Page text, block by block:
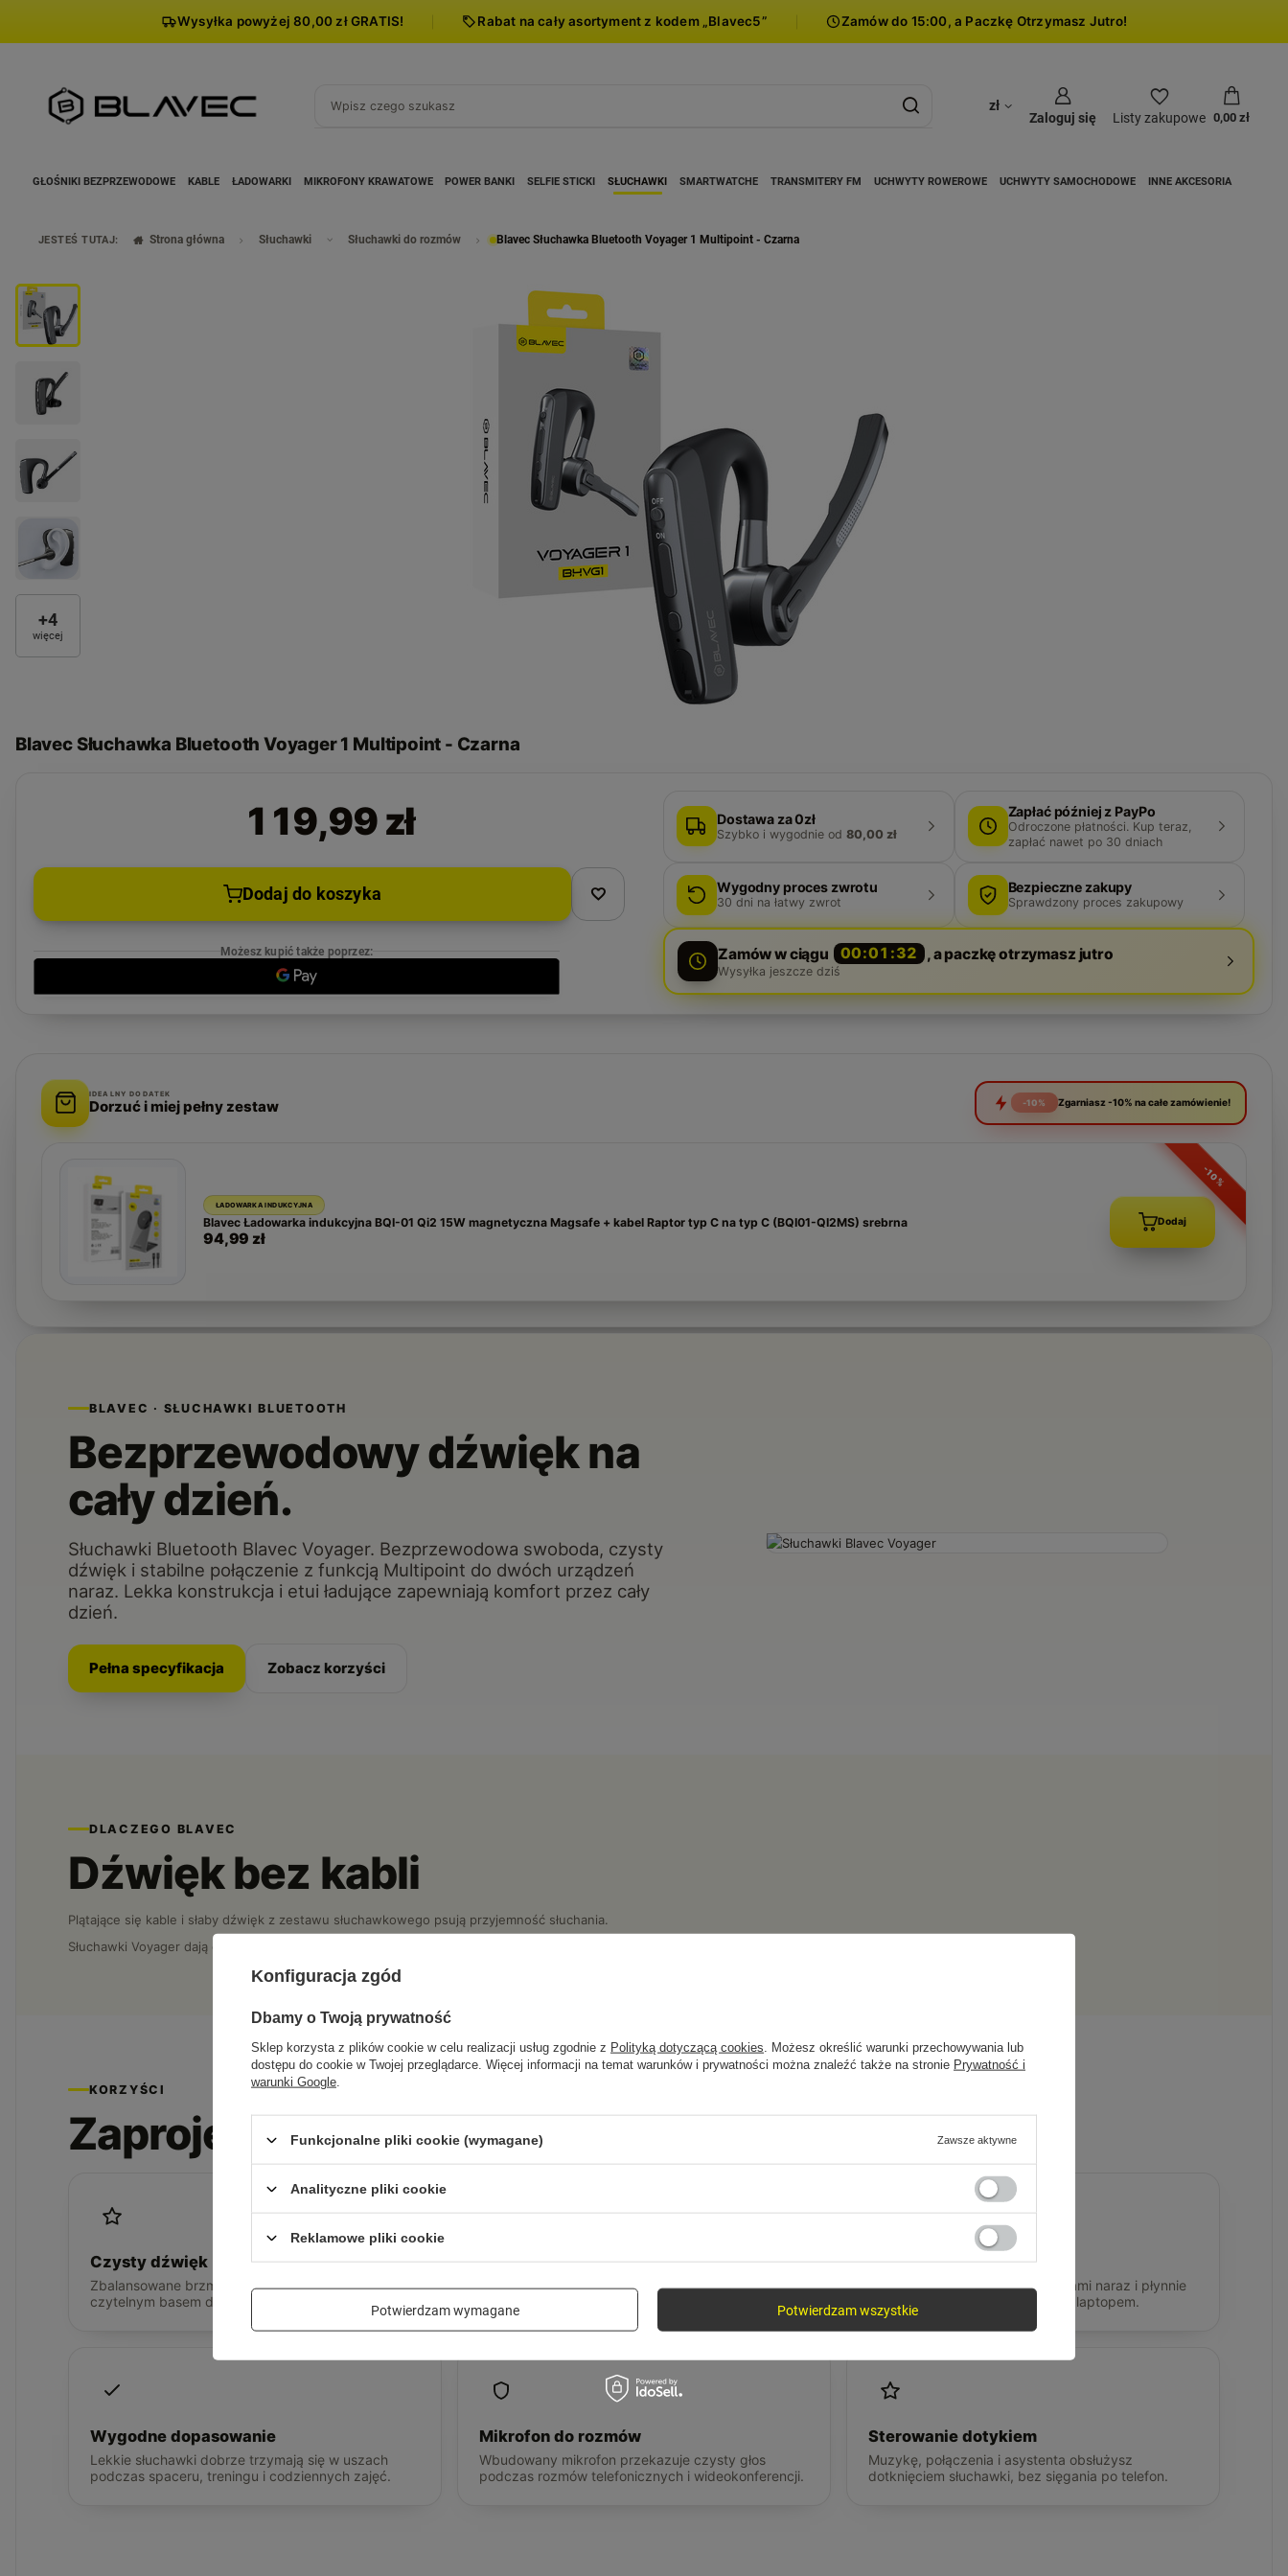
Wysyłka powyżej 80,00 zł GRATIS! Rabat na cały asortyment z kodem „Blavec5” Zamów do 15:00, a Paczkę Otrzymasz Jutro!
zł
Zaloguj się
Listy zakupowe 0,00 zł
GŁOŚNIKI BEZPRZEWODOWE KABLE ŁADOWARKI MIKROFONY KRAWATOWE POWER BANKI SELFIE STICKI SŁUCHAWKI SMARTWATCHE TRANSMITERY FM UCHWYTY ROWEROWE UCHWYTY SAMOCHODOWE INNE AKCESORIA
JESTEŚ TUTAJ: Strona główna Słuchawki Słuchawki do rozmów Blavec Słuchawka Bluetooth Voyager 1 Multipoint - Czarna
+4
więcej
Blavec Słuchawka Bluetooth Voyager 1 Multipoint - Czarna
119,99 zł
Dodaj do koszyka
Możesz kupić także poprzez:
Dostawa za 0zł
Szybko i wygodnie od 80,00 zł
Zapłać później z PayPo
Odroczone płatności. Kup teraz,
zapłać nawet po 30 dniach
Wygodny proces zwrotu
30 dni na łatwy zwrot
Bezpieczne zakupy
Sprawdzony proces zakupowy
Zamów w ciągu 00:01:31 , a paczkę otrzymasz jutro
Wysyłka jeszcze dziś
IDEALNY DODATEK
Dorzuć i miej pełny zestaw -10% Zgarniasz -10% na całe zamówienie!
-10%
ŁADOWARKA INDUKCYJNA
Blavec Ładowarka indukcyjna BQI-01 Qi2 15W magnetyczna Magsafe + kabel Raptor typ C na typ C (BQI01-QI2MS) srebrna
94,99 zł
Dodaj
BLAVEC · SŁUCHAWKI BLUETOOTH
Bezprzewodowy dźwięk na
cały dzień.
Słuchawki Bluetooth Blavec Voyager. Bezprzewodowa swoboda, czysty
dźwięk i stabilne połączenie z funkcją Multipoint do dwóch urządzeń
naraz. Lekka konstrukcja i etui ładujące zapewniają komfort przez cały
dzień.
Pełna specyfikacja Zobacz korzyści
DLACZEGO BLAVEC
Dźwięk bez kabli
Plątające się kable i słaby dźwięk z zestawu słuchawkowego psują przyjemność słuchania.
Słuchawki Voyager dają czysty dźwięk, stabilne Bluetooth i etui ładujące, więc muzyka i rozmowy są z Tobą cały dzień.
KORZYŚCI
Zaprojektowane do codziennego słuchania
Czysty dźwięk
Zbalansowane brzmienie z wyraźnym wokalem i
czytelnym basem do muzyki, podcastów i filmów.
Etui doładowuje słuchawki kilka razy, więc słuchasz
Łączysz się z dwoma urządzeniami naraz i płynnie
przełączasz między telefonem a laptopem.
Wygodne dopasowanie
Lekkie słuchawki dobrze trzymają się w uszach
podczas spaceru, treningu i codziennych zajęć.
Mikrofon do rozmów
Wbudowany mikrofon przekazuje czysty głos
podczas rozmów telefonicznych i wideokonferencji.
Sterowanie dotykiem
Muzykę, połączenia i asystenta obsłużysz
dotknięciem słuchawki, bez sięgania po telefon.
Konfiguracja zgód
Dbamy o Twoją prywatność
Sklep korzysta z plików cookie w celu realizacji usług zgodnie z Polityką dotyczącą cookies . Możesz określić warunki przechowywania lub
dostępu do cookie w Twojej przeglądarce. Więcej informacji na temat warunków i prywatności można znaleźć także na stronie Prywatność i
warunki Google
Funkcjonalne pliki cookie (wymagane) Zawsze aktywne
Analityczne pliki cookie
Reklamowe pliki cookie
Potwierdzam wymagane Potwierdzam wszystkie